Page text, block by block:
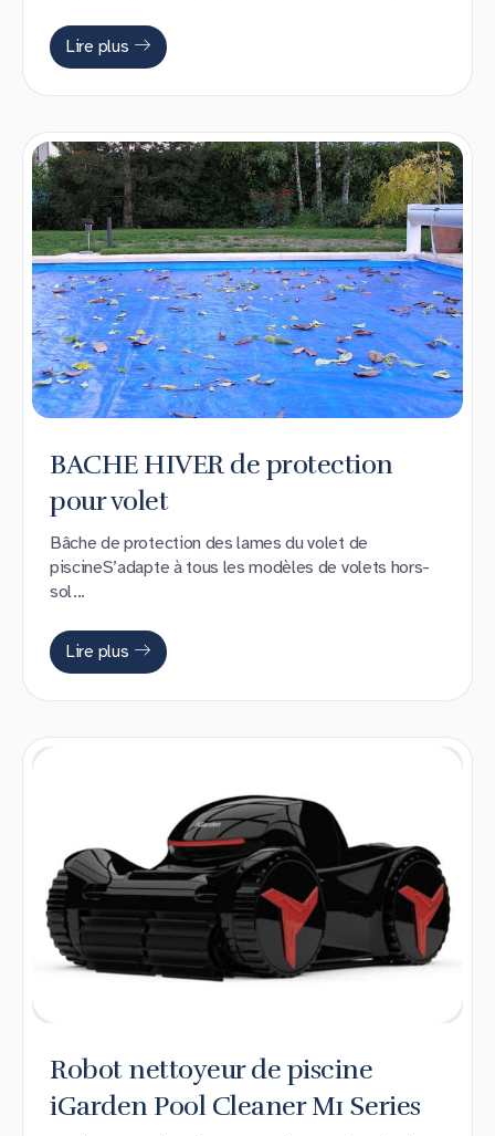
Lire plus
BACHE HIVER de protection
pour volet
Bâche de protection des lames du volet de
piscineS’adapte à tous les modèles de volets hors-
sol...
Lire plus
Robot nettoyeur de piscine
iGarden Pool Cleaner M1 Series